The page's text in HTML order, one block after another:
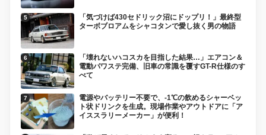
「気づけば430セドリック沼にドップリ！」最終型
ターボブロアムをシャコタンで愛し抜く男の物語
「壊れないハコスカを目指した結果…」エアコン＆
電動パワステ完備、旧車の常識を覆すGT-R仕様のす
べて
電源やバッテリー不要で、-1℃の飲めるシャーベッ
ト状ドリンクを生成。現場作業やアウトドアに「ア
イススラリーメーカー」が便利！